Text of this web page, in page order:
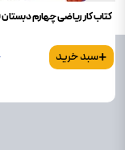
کتاب کار ریاضی چهارم
+سبد خرید